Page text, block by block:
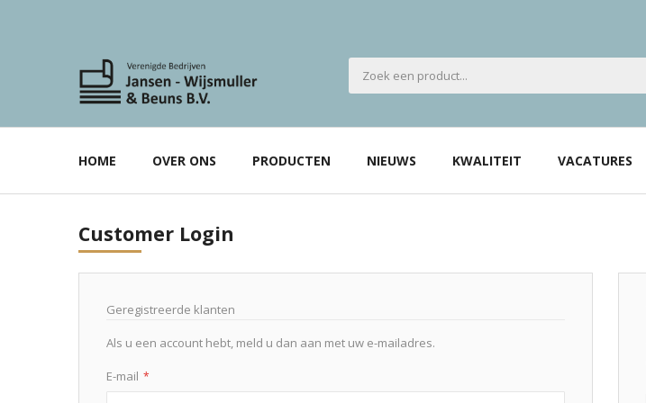
HOME OVER ONS PRODUCTEN NIEUWS KWALITEIT VACATURES
Customer Login
Geregistreerde klanten
Als u een account hebt, meld u dan aan met uw e-mailadres.
E-mail